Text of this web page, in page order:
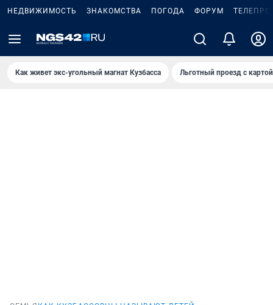
НЕДВИЖИМОСТЬ ЗНАКОМСТВА ПОГОДА ФОРУМ
Как живет экс-угольный магнат Кузбасса Льготный проезд с